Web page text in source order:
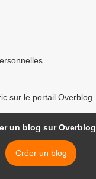
sur le portail Overblog
un blog sur Overblog
Créer un blog